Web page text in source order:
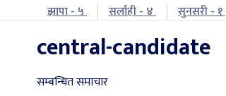
झापा - ५ सर्लाही - ४ सुनसरी - १
central-candidate
सम्बन्धित समाचार